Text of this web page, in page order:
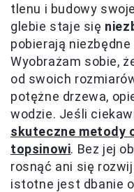
tlenu i budowy
glebie staje się
pobierają
Wyobrażam sobie,
od swoich
potężne drzewa,
wodzie. Jeśli
skuteczne metody
topsinowi. Bez jej
rosnąć ani się
istotne jest dbanie